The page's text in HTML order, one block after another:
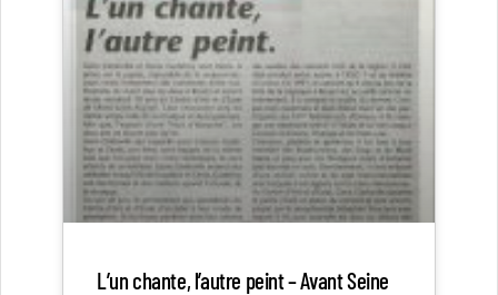
L’un chante, l’autre peint – Avant Seine